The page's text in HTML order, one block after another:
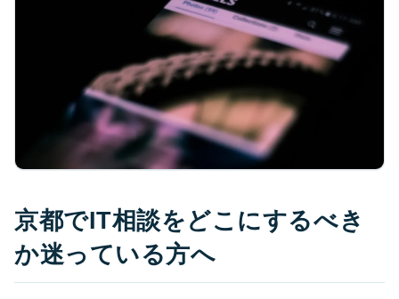
京都でIT相談をどこにするべき
か迷っている方へ